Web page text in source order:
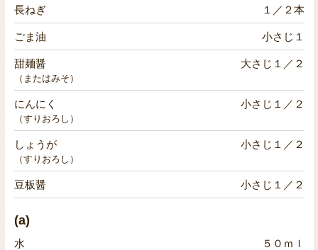
長ねぎ １／２本
ごま油 小さじ１
甜麺醤 大さじ１／２
（またはみそ）
にんにく 小さじ１／２
（すりおろし）
しょうが 小さじ１／２
（すりおろし）
豆板醤 小さじ１／２
(a)
水 ５０ｍｌ